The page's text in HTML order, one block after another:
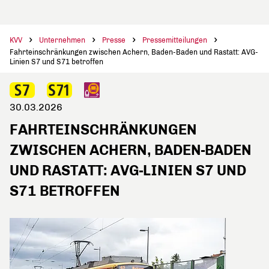
KVV Unternehmen Presse
Pressemitteilungen
Fahrteinschränkungen zwischen Achern, Baden-Baden und Rastatt: AVG-
Linien S7 und S71 betroffen
30.03.2026
FAHRTEINSCHRÄNKUNGEN
ZWISCHEN ACHERN, BADEN-BADEN
UND RASTATT: AVG-LINIEN S7 UND
S71 BETROFFEN